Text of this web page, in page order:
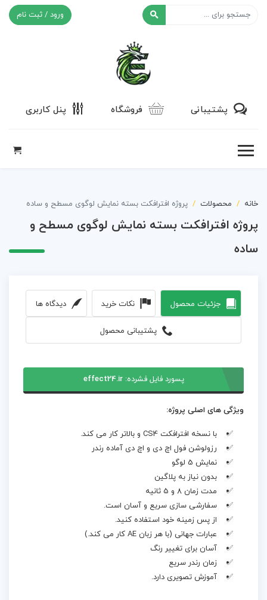
ورود / ثبت نام
پشتیبانی فروشگاه پنل کاربری
خانه محصولات پروژه افترافکت بسته نمایش لوگوی مسطح و ساده
پروژه افترافکت بسته نمایش لوگوی مسطح و
ساده
جزئیات محصول نکات خرید دیدگاه ها
پشتیبانی محصول
پسورد فایل فشرده:effect24.ir
ویژگی های اصلی پروژه:
با نسخه افترافکت CS4 و بالاتر کار می کند.
رزولوشن فول اچ دی و اچ دی آماده رندر
نمایش 5 لوگو
بدون نیاز به پلاگین
مدت زمان 8 و 5 ثانیه
سفارشی سازی سریع و آسان است.
از پس زمینه خود استفاده کنید.
عبارات جهانی (با هر زبان AE کار می کند.)
آسان برای تغییر رنگ
زمان رندر سریع
آموزش تصویری دارد.